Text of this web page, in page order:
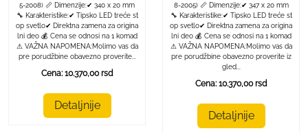
5-2008) 📏 Dimenzije:✔ 340 x 20 mm
🔧 Karakteristike:✔ Tipsko LED treće st
op svetlo✔ Direktna zamena za origina
lni deo 💰 Cena se odnosi na 1 komad
⚠ VAŽNA NAPOMENA:Molimo vas da
pre porudžbine obavezno proverite...
Cena: 10.370,00 rsd
Detaljnije
8-2005) 📏 Dimenzije:✔ 347 x 20 mm
🔧 Karakteristike:✔ Tipsko LED treće st
op svetlo✔ Direktna zamena za origina
lni deo 💰 Cena se odnosi na 1 komad
⚠ VAŽNA NAPOMENA:Molimo vas da
pre porudžbine obavezno proverite iz
gled...
Cena: 10.370,00 rsd
Detaljnije